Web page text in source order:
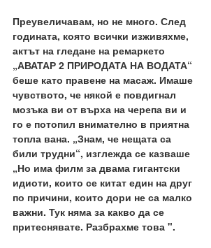
Преувеличавам, но не много. След
годината, която всички изживяхме,
актът на гледане на ремаркето
„АВАТАР 2 ПРИРОДАТА НА ВОДАТА“
беше като правене на масаж. Имаше
чувството, че някой е повдигнал
мозъка ви от върха на черепа ви и
го е потопил внимателно в приятна
топла вана. „Знам, че нещата са
били трудни“, изглежда се казваше
„Но има филм за двама гигантски
идиоти, които се китат един на друг
по причини, които дори не са малко
важни. Тук няма за какво да се
притеснявате. Разбрахме това ".